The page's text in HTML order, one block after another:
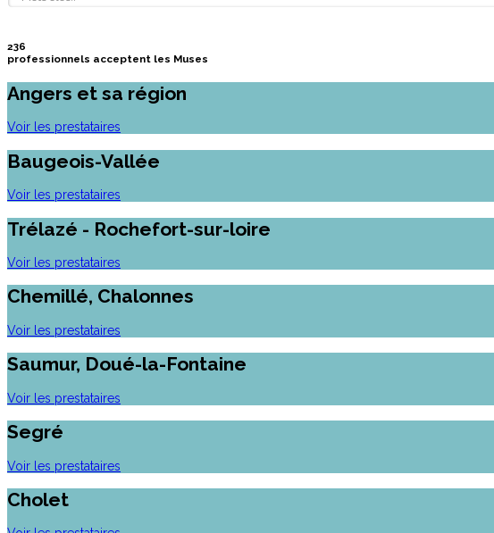
236
professionnels acceptent les Muses
Angers et sa région
Voir les prestataires
Baugeois-Vallée
Voir les prestataires
Trélazé - Rochefort-sur-loire
Voir les prestataires
Chemillé, Chalonnes
Voir les prestataires
Saumur, Doué-la-Fontaine
Voir les prestataires
Segré
Voir les prestataires
Cholet